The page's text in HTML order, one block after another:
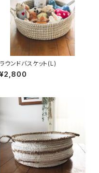
ラウンドバスケット(L)
¥2,800